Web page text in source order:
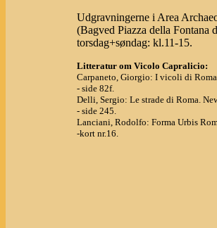
Udgravningerne i Area
(Bagved Piazza della Fontana
torsdag+søndag: kl.11-15.
Litteratur om Vicolo Capralicio:
Carpaneto, Giorgio: I vicoli di
- side 82f.
Delli, Sergio: Le strade di Roma.
- side 245.
Lanciani, Rodolfo: Forma Urbis
-kort nr.16.